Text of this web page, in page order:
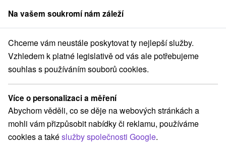
člen skupinySorger
Východné Slovensko Košický kraj Vinné Viniansky hrad
Viniansky hrad
Domovská stránka Navigovat do místa
+421 905 850 944
Na vašem soukromí nám záleží
Chceme vám neustále poskytovat ty nejlepší služby.
Vzhledem k platné legislativě od vás ale potřebujeme
souhlas s používáním souborů cookies.
Více o personalizaci a měření
Abychom věděli, co se děje na webových stránkách a
mohli vám přizpůsobit nabídky či reklamu, používáme
cookies a takéslužby společnosti Google.